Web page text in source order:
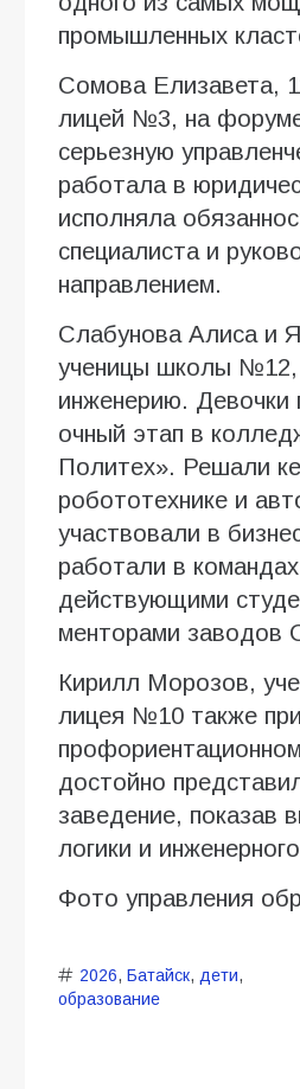
промышленных
Сомова Елизавета,
лицей №3, на
серьезную
работала в
исполняла
специалиста и
направлением.
Слабунова Алиса и
ученицы школы №12,
инженерию. Девочки
очный этап в
Политех». Решали
робототехнике и
участвовали в
работали в
действующими
менторами заводов
Кирилл Морозов,
лицея №10 также
достойно
заведение, показав
логики и
Фото управления
2026, Батайск, дети,
образование